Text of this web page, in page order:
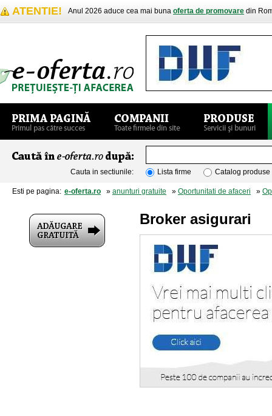
ATENTIE! Anul 2026 aduce cea mai buna oferta de promovare din
Cauta in sectiunile: Lista firme Catalog produse
Esti pe pagina: e-oferta.ro » anunturi gratuite » Oportunitati de afaceri »
Broker asigurari